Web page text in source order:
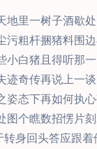
里一树子酒歇
粗杆捆猪料围
白猪且得听那
奇传再说上一
态下再如何执
个瞧数招愣片
身回头答应跟